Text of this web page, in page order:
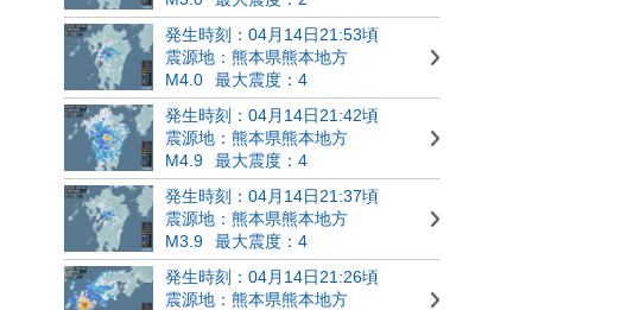
発生時刻：04月14日21:53頃
震源地：熊本県熊本地方
M4.0
最大震度：4
発生時刻：04月14日21:42頃
震源地：熊本県熊本地方
M4.9
最大震度：4
発生時刻：04月14日21:37頃
震源地：熊本県熊本地方
M3.9
最大震度：4
発生時刻：04月14日21:26頃
震源地：熊本県熊本地方